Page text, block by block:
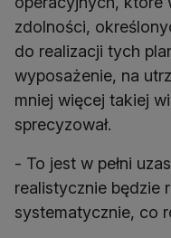
zdolności,
do realizacji tych
wyposażenie, na
mniej więcej takiej
sprecyzował.
- To jest w pełni
realistycznie będzie
systematycznie, co